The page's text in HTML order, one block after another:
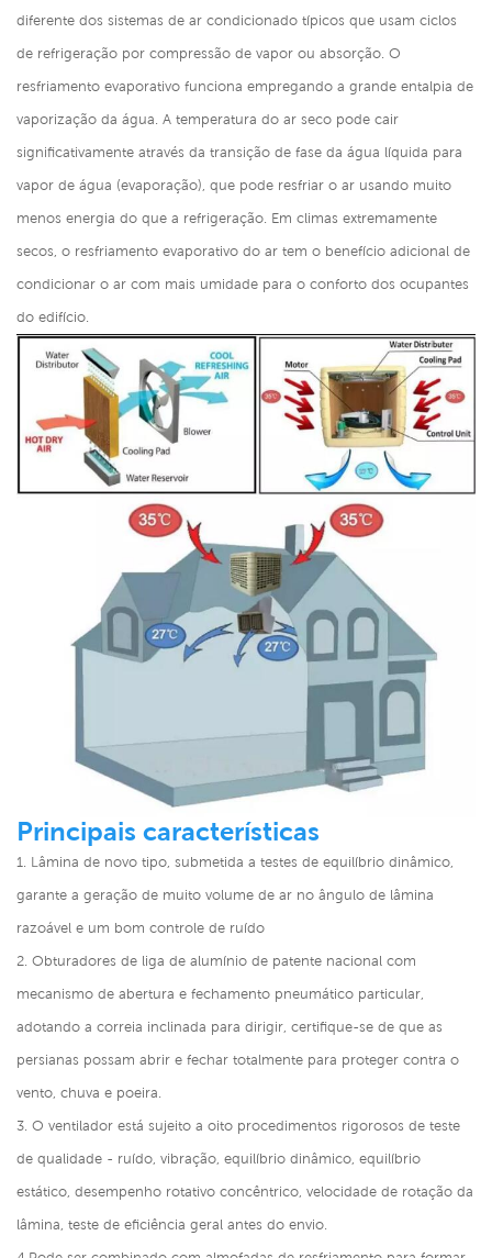
diferente dos sistemas de ar condicionado típicos que usam ciclos
de refrigeração por compressão de vapor ou absorção. O
resfriamento evaporativo funciona empregando a grande entalpia de
vaporização da água. A temperatura do ar seco pode cair
significativamente através da transição de fase da água líquida para
vapor de água (evaporação), que pode resfriar o ar usando muito
menos energia do que a refrigeração. Em climas extremamente
secos, o resfriamento evaporativo do ar tem o benefício adicional de
condicionar o ar com mais umidade para o conforto dos ocupantes
do edifício.
Principais características
1. Lâmina de novo tipo, submetida a testes de equilíbrio dinâmico,
garante a geração de muito volume de ar no ângulo de lâmina
razoável e um bom controle de ruído
2. Obturadores de liga de alumínio de patente nacional com
mecanismo de abertura e fechamento pneumático particular,
adotando a correia inclinada para dirigir, certifique-se de que as
persianas possam abrir e fechar totalmente para proteger contra o
vento, chuva e poeira.
3. O ventilador está sujeito a oito procedimentos rigorosos de teste
de qualidade - ruído, vibração, equilíbrio dinâmico, equilíbrio
estático, desempenho rotativo concêntrico, velocidade de rotação da
lâmina, teste de eficiência geral antes do envio.